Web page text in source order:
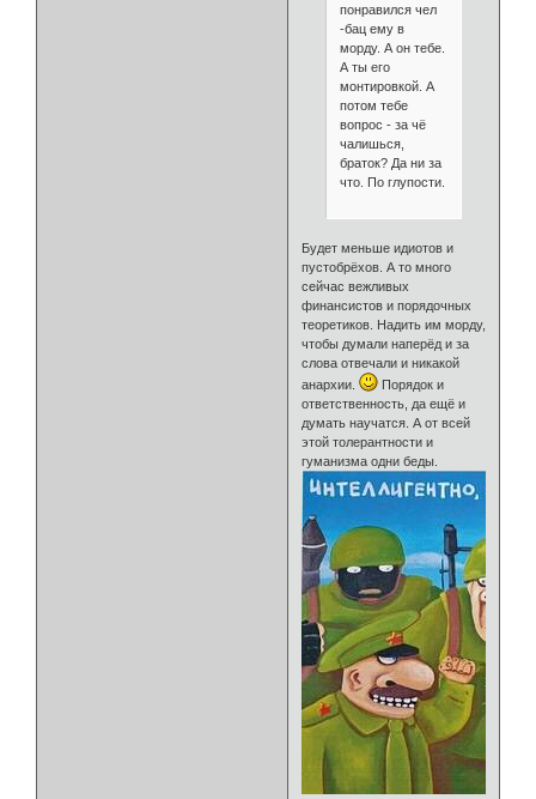
понравился чел
-бац ему в
морду. А он тебе.
А ты его
монтировкой. А
потом тебе
вопрос - за чё
чалишься,
браток? Да ни за
что. По глупости.
Будет меньше идиотов и
пустобрёхов. А то много
сейчас вежливых
финансистов и порядочных
теоретиков. Надить им морду,
чтобы думали наперёд и за
слова отвечали и никакой
анархии.
Порядок и
ответственность, да ещё и
думать научатся. А от всей
этой толерантности и
гуманизма одни беды.